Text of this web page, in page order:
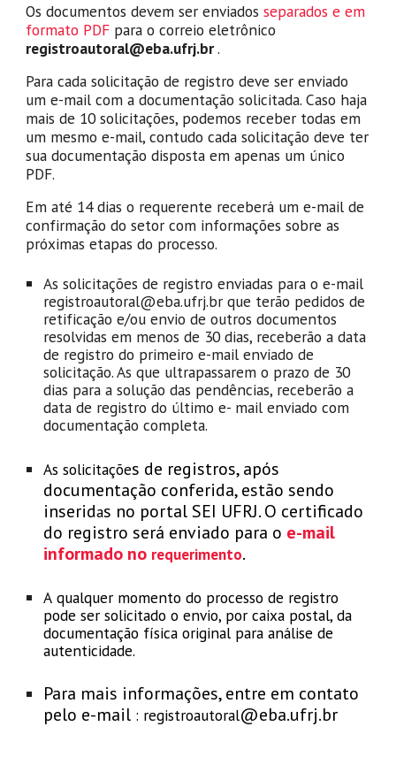
Os documentos devem ser enviados separados e em
formato PDF para o correio eletrônico
registroautoral@eba.ufrj.br.
Para cada solicitação de registro deve ser enviado
um e-mail com a documentação solicitada. Caso haja
mais de 10 solicitações, podemos receber todas em
um mesmo e-mail, contudo cada solicitação deve ter
sua documentação disposta em apenas um único
PDF.
Em até 14 dias o requerente receberá um e-mail de
confirmação do setor com informações sobre as
próximas etapas do processo.
As solicitações de registro enviadas para o e-mail
registroautoral@eba.ufrj.br que terão pedidos de
retificação e/ou envio de outros documentos
resolvidas em menos de 30 dias, receberão a data
de registro do primeiro e-mail enviado de
solicitação. As que ultrapassarem o prazo de 30
dias para a solução das pendências, receberão a
data de registro do último e- mail enviado com
documentação completa.
As solicitações de registros, após
documentação conferida, estão sendo
inseridas no portal SEI UFRJ. O certificado
do registro será enviado para o e-mail
informado no requerimento.
A qualquer momento do processo de registro
pode ser solicitado o envio, por caixa postal, da
documentação física original para análise de
autenticidade.
Para mais informações, entre em contato
pelo e-mail : registroautoral@eba.ufrj.br